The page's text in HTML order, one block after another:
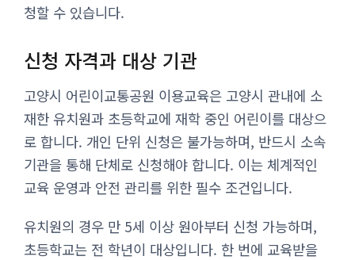
청할 수 있습니다.
신청 자격과 대상 기관
고양시 어린이교통공원 이용교육은 고양시 관내에 소
재한 유치원과 초등학교에 재학 중인 어린이를 대상으
로 합니다. 개인 단위 신청은 불가능하며, 반드시 소속
기관을 통해 단체로 신청해야 합니다. 이는 체계적인
교육 운영과 안전 관리를 위한 필수 조건입니다.
유치원의 경우 만 5세 이상 원아부터 신청 가능하며,
초등학교는 전 학년이 대상입니다. 한 번에 교육받을